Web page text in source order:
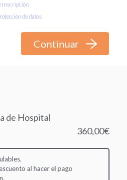
Inscripción
de datos
de Hospital
360,00€
al hacer el pago